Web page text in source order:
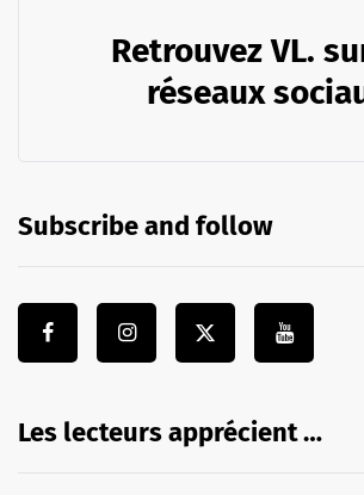
Retrouvez VL.
réseaux
Subscribe and follow
Les lecteurs apprécient …